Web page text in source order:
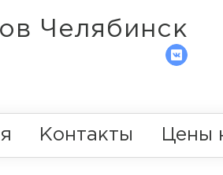
Челябинск
Контакты Цены